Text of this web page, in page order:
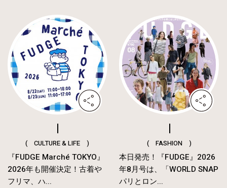
( CULTURE & LIFE )
『FUDGE Marché TOKYO』
2026年も開催決定！古着や
フリマ、ハ...
( FASHION )
本日発売！『FUDGE』2026
年8月号は、「WORLD SNAP
パリとロン...